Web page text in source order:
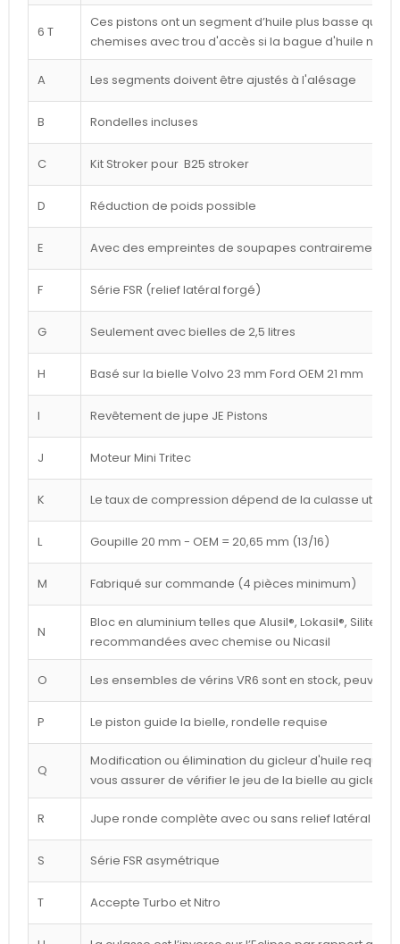
6 T
Ces pistons ont un segment d’huile plus basse que
chemises avec trou d'accès si la bague d'huile
A Les segments doivent être ajustés à l'alésage
B Rondelles incluses
C Kit Stroker pour B25 stroker
D Réduction de poids possible
E Avec des empreintes de soupapes contrairement à
F Série FSR (relief latéral forgé)
G Seulement avec bielles de 2,5 litres
H Basé sur la bielle Volvo 23 mm Ford OEM 21 mm
I Revêtement de jupe JE Pistons
J Moteur Mini Tritec
K Le taux de compression dépend de la culasse
L Goupille 20 mm - OEM = 20,65 mm (13/16)
M Fabriqué sur commande (4 pièces minimum)
N
Bloc en aluminium telles que Alusil®, Lokasil®, Silitec®,
recommandées avec chemise ou Nicasil
O Les ensembles de vérins VR6 sont en stock, peuvent
P Le piston guide la bielle, rondelle requise
Q
Modification ou élimination du gicleur d'huile
vous assurer de vérifier le jeu de la bielle au gicleur
R Jupe ronde complète avec ou sans relief latéral
S Série FSR asymétrique
T Accepte Turbo et Nitro